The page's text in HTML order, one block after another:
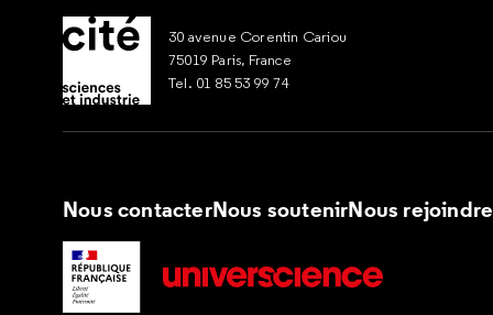
30 avenue Corentin Cariou
75019 Paris, France
Tel. 01 85 53 99 74
Nous contacterNous soutenirNous rejoindre